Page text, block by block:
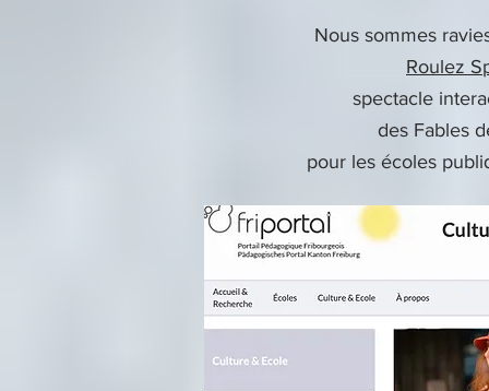
Nous sommes
Roulez
spectacle
des Fables
pour les écoles